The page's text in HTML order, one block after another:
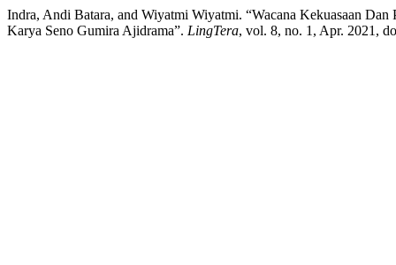
Indra, Andi Batara, and Wiyatmi Wiyatmi. “Wacana Kekuasaan
Karya Seno Gumira Ajidrama”. LingTera, vol. 8, no. 1, Apr. 2021,